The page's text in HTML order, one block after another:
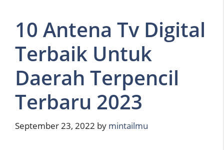
10 Antena Tv Digital
Terbaik Untuk
Daerah Terpencil
Terbaru 2023
September 23, 2022 by mintailmu